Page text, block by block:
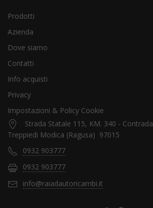
Prodotti
Azienda
Dove siamo
Contatti
Info acquisti
Privacy
Impostazioni & Policy Cookie
Strada Statale 115, KM. 340 - Contrada
Treppiedi Modica (Ragusa) 97015
0932 903777
0932 903777
info@raiadautoricambi.it